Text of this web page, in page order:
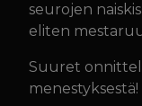
seurojen
eliten
Suuret
menestyksestä!